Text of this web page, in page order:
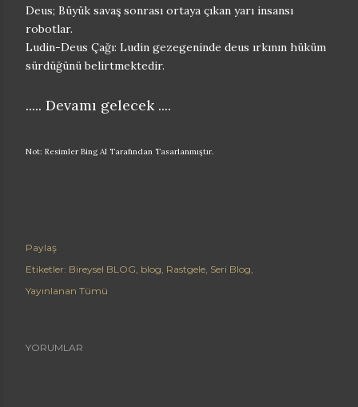
Deus; Büyük savaş sonrası ortaya çıkan yarı insansı
robotlar.
Ludin-Deus Çağı: Ludin gezegeninde deus ırkının hüküm
sürdüğünü belirtmektedir.
..... Devamı gelecek ....
Not: Resimler Bing AI Tarafından Tasarlanmıştır.
Paylaş
Etiketler: Bireysel BLOG blog Rastgele Seri Blog
Yayınlanan Tümü
YORUMLAR